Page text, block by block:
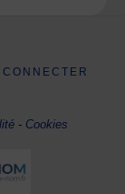
CONNECTER
- Cookies